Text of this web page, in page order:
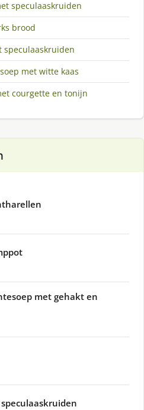
speculaaskruiden
brood
speculaaskruiden
met witte kaas
courgette en tonijn
met gehakt en